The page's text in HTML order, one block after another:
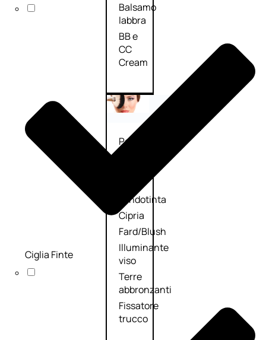
Balsamo
labbra
BB e
CC
Cream
Palette
Fondotinta
Cipria
Fard/Blush
Illuminante
viso
Terre
abbronzanti
Fissatore
trucco
Ciglia Finte